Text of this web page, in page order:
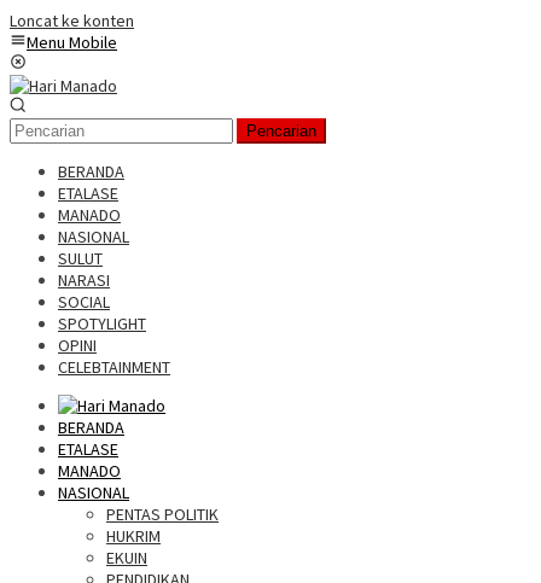
Loncat ke konten
Menu Mobile
Pencarian
BERANDA
ETALASE
MANADO
NASIONAL
SULUT
NARASI
SOCIAL
SPOTYLIGHT
OPINI
CELEBTAINMENT
BERANDA
ETALASE
MANADO
NASIONAL
PENTAS POLITIK
HUKRIM
EKUIN